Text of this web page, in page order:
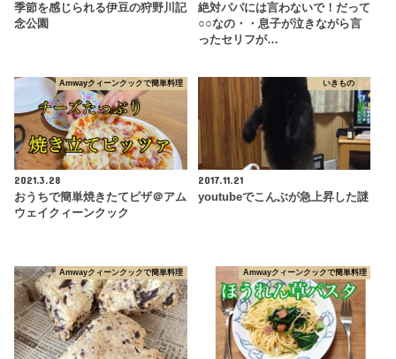
季節を感じられる伊豆の狩野川記
念公園
絶対パパには言わないで！だって
○○なの・・息子が泣きながら言
ったセリフが…
Amwayクィーンクックで簡単料理
2021.3.28
おうちで簡単焼きたてピザ＠アム
ウェイクィーンクック
いきもの
2017.11.21
youtubeでこんぶが急上昇した謎
Amwayクィーンクックで簡単料理 Amwayクィーンクックで簡単料理